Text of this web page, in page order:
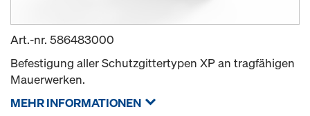
Art.-nr. 586483000
Befestigung aller Schutzgittertypen XP an tragfähigen
Mauerwerken.
MEHR INFORMATIONEN